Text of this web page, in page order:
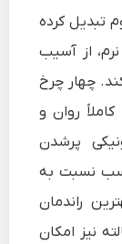
کرده
آسیب
چرخ
روان و
پرشدن
نسبت به
چرخشی ۵ حالته نیز امکان